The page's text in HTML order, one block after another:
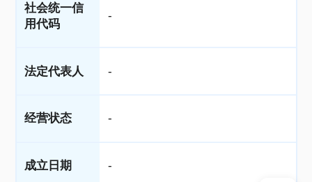
社会统一信
用代码
-
法定代表人 -
经营状态 -
成立日期 -